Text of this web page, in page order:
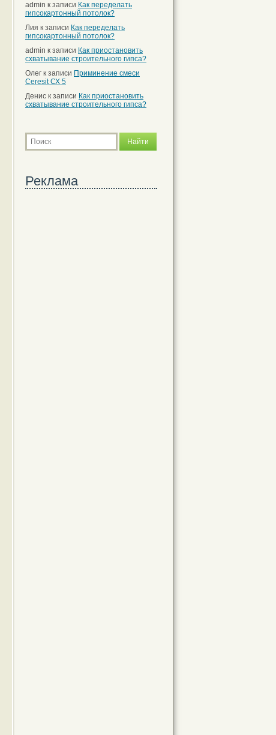
admin к записи Как переделать
гипсокартонный потолок?
Лия к записи Как переделать
гипсокартонный потолок?
admin к записи Как приостановить
схватывание строительного гипса?
Олег к записи Приминение смеси
Ceresit СХ 5
Денис к записи Как приостановить
схватывание строительного гипса?
Реклама